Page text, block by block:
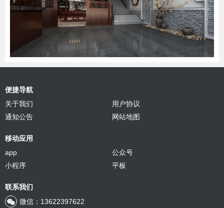
便捷导航
关于我们
用户协议
通知公告
网站地图
移动应用
app
公众号
小程序
平板
联系我们
微信：13622397622